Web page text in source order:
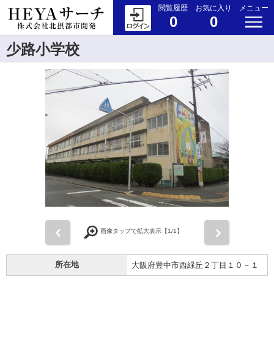
閲覧履歴
0
お気に入り
0
メニュー
少路小学校
画像タップで拡大表示【1/1】
所在地 大阪府豊中市西緑丘２丁目１０－１